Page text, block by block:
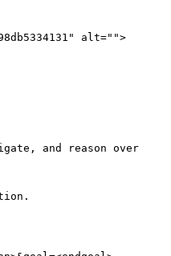
alt="">
and reason over